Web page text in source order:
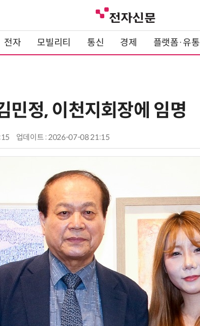
전자 모빌리티 통신 경제 플랫폼·유통
민정, 이천지회장에 임명
업데이트 : 2026-07-08 21:15